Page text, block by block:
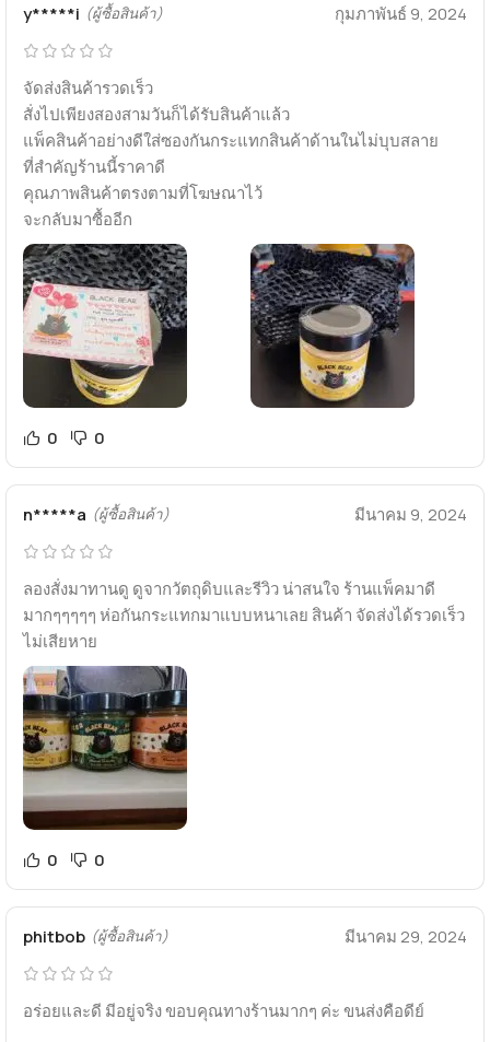
y*****i (ผู้ซื้อสินค้า) กุมภาพันธ์ 9, 2024
จัดส่งสินค้ารวดเร็ว
สั่งไปเพียงสองสามวันก็ได้รับสินค้าแล้ว
แพ็คสินค้าอย่างดีใส่ซองกันกระแทกสินค้าด้านในไม่บุบสลาย
ที่สำคัญร้านนี้ราคาดี
คุณภาพสินค้าตรงตามที่โฆษณาไว้
จะกลับมาซื้ออีก
0 0
n*****a (ผู้ซื้อสินค้า) มีนาคม 9, 2024
ลองสั่งมาทานดู ดูจากวัตถุดิบและรีวิว น่าสนใจ ร้านแพ็คมาดี
มากๆๆๆๆๆ ห่อกันกระแทกมาแบบหนาเลย สินค้า จัดส่งได้รวดเร็ว
ไม่เสียหาย
0 0
phitbob (ผู้ซื้อสินค้า) มีนาคม 29, 2024
อร่อยและดี มีอยู่จริง ขอบคุณทางร้านมากๆ ค่ะ ขนส่งคือดีย์